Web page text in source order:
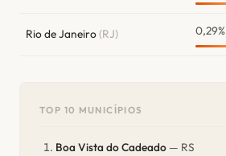
Rio de Janeiro(RJ) 0,29%
TOP 10 MUNICÍPIOS
Boa Vista do Cadeado — RS